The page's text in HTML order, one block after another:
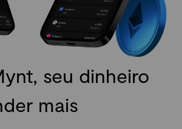
seu dinheiro
mais